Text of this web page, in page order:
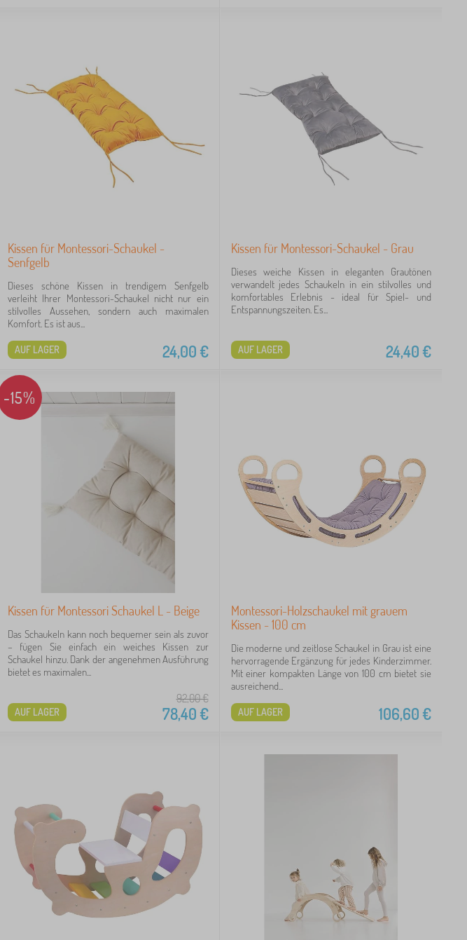
Kissen für Montessori-Schaukel -
Senfgelb
Dieses schöne Kissen in trendigem Senfgelb
verleiht Ihrer Montessori-Schaukel nicht nur ein
stilvolles Aussehen, sondern auch maximalen
Komfort. Es ist aus...
24,00€
AUF LAGER
Kissen für Montessori-Schaukel - Grau
Dieses weiche Kissen in eleganten Grautönen
verwandelt jedes Schaukeln in ein stilvolles und
komfortables Erlebnis - ideal für Spiel- und
Entspannungszeiten. Es...
24,40€
AUF LAGER
-15%
Kissen für Montessori Schaukel L - Beige
Das Schaukeln kann noch bequemer sein als zuvor
– fügen Sie einfach ein weiches Kissen zur
Schaukel hinzu. Dank der angenehmen Ausführung
bietet es maximalen...
92,00€
78,40€
AUF LAGER
Montessori-Holzschaukel mit grauem
Kissen - 100 cm
Die moderne und zeitlose Schaukel in Grau ist eine
hervorragende Ergänzung für jedes Kinderzimmer.
Mit einer kompakten Länge von 100 cm bietet sie
ausreichend...
106,60€
AUF LAGER